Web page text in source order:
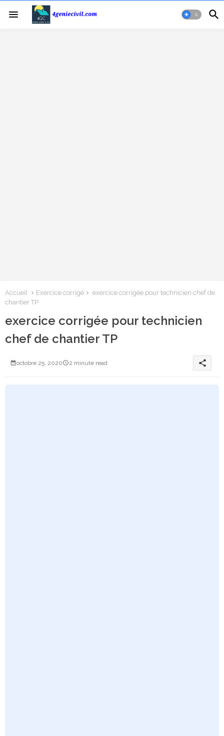
Accueil Exercice corrigé
exercice corrigée pour technicien chef de
chantier TP
exercice corrigée pour technicien
chef de chantier TP
octobre 25, 2020 2 minute read share